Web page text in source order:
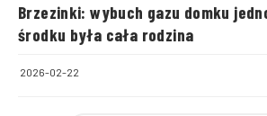
Brzezinki: wybuch gazu domku
środku była cała rodzina
2026-02-22